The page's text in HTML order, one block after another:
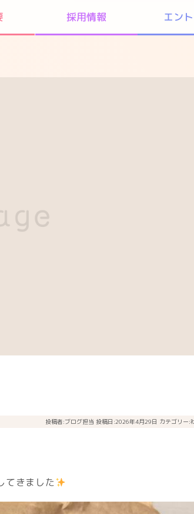
採用情報 エン
投稿者:ブログ担当 投稿日:2026年4月29日 カテゴリー:
てきました